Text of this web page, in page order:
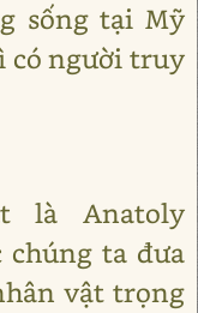
sống tại Mỹ
có người truy
là Anatoly
chúng ta đưa
vật trọng